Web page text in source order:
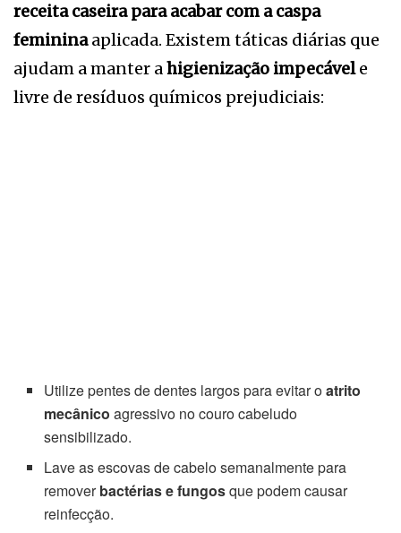
receita caseira para acabar com a caspa
femininaaplicada. Existem táticas diárias que
ajudam a manter ahigienização impecávele
livre de resíduos químicos prejudiciais:
Utilize pentes de dentes largos para evitar oatrito
mecânico agressivo no couro cabeludo
sensibilizado.
Lave as escovas de cabelo semanalmente para
removerbactérias e fungosque podem causar
reinfecção.